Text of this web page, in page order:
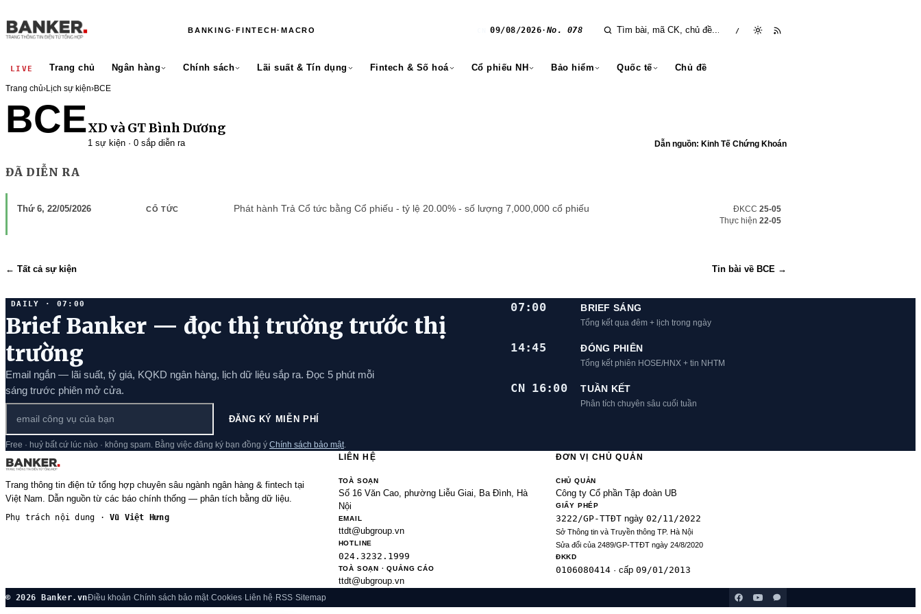
BANKING·FINTECH·MACRO 09/08/2026· No. 078 /
LIVE Trang chủ Ngân hàng Chính sách Lãi suất & Tín dụng Fintech & Số hoá Cổ phiếu NH Bảo hiểm Quốc tế Chủ đề
Trang chủ›Lịch sự kiện›BCE
BCEXD và GT Bình Dương
1 sự kiện · 0 sắp diễn ra Dẫn nguồn: Kinh Tế Chứng Khoán
ĐÃ DIỄN RA
Thứ 6, 22/05/2026 CỔ TỨC Phát hành Trả Cổ tức bằng Cổ phiếu - tỷ lệ 20.00% - số lượng 7,000,000 cổ phiếu ĐKCC 25-05
Thực hiện 22-05
← Tất cả sự kiện Tin bài về BCE →
DAILY · 07:00
Brief Banker — đọc thị trường trước thị
trường
Email ngắn — lãi suất, tỷ giá, KQKD ngân hàng, lịch dữ liệu sắp ra. Đọc 5 phút mỗi
sáng trước phiên mở cửa.
ĐĂNG KÝ MIỄN PHÍ
Free · huỷ bất cứ lúc nào · không spam. Bằng việc đăng ký bạn đồng ý Chính sách bảo mật
07:00 BRIEF SÁNG
Tổng kết qua đêm + lịch trong ngày
14:45 ĐÓNG PHIÊN
Tổng kết phiên HOSE/HNX + tin NHTM
CN 16:00 TUẦN KẾT
Phân tích chuyên sâu cuối tuần
Trang thông tin điện tử tổng hợp chuyên sâu ngành ngân hàng & fintech tại
Việt Nam. Dẫn nguồn từ các báo chính thống — phân tích bằng dữ liệu.
Phụ trách nội dung ·Vũ Việt Hưng
LIÊN HỆ
TOÀ SOẠN
Số 16 Văn Cao, phường Liễu Giai, Ba Đình, Hà
Nội
EMAIL
ttdt@ubgroup.vn
HOTLINE
024.3232.1999
TOÀ SOẠN · QUẢNG CÁO
ttdt@ubgroup.vn
ĐƠN VỊ CHỦ QUẢN
CHỦ QUẢN
Công ty Cổ phần Tập đoàn UB
GIẤY PHÉP
3222/GP-TTĐTngày 02/11/2022
Sở Thông tin và Truyền thông TP. Hà Nội
Sửa đổi của 2489/GP-TTĐT ngày 24/8/2020
ĐKKD
0106080414· cấp 09/01/2013
© 2026 Banker.vnĐiều khoản·Chính sách bảo mật·Cookies· Liên hệ· RSS·Sitemap